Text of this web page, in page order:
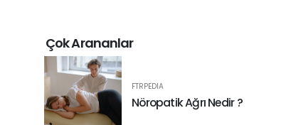
Çok Arananlar
FTRPEDIA
Nöropatik Ağrı Nedir ?